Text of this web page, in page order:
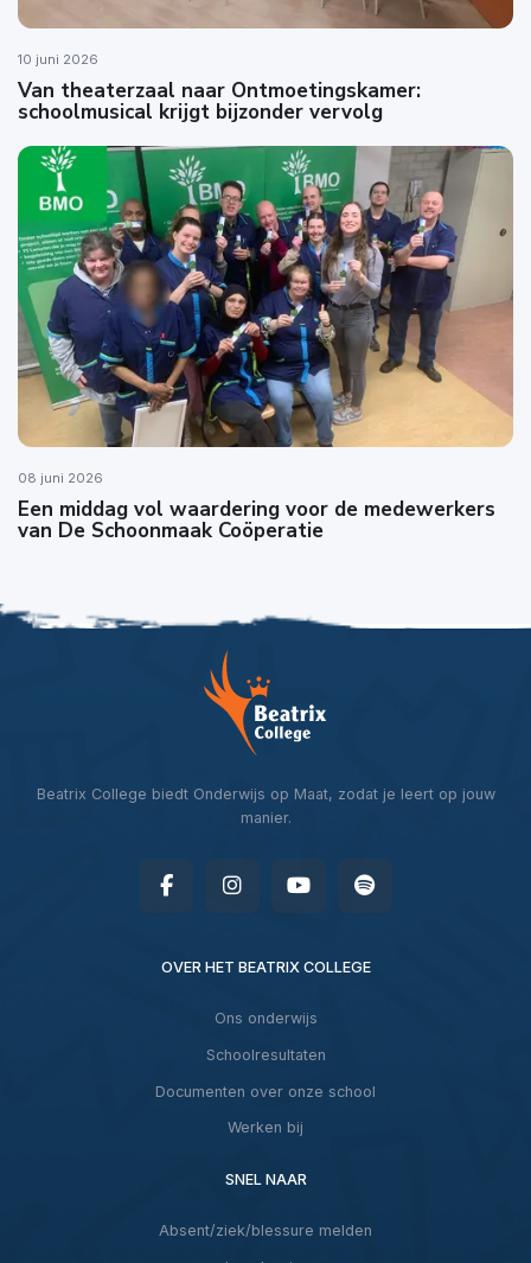
10 juni 2026
Van theaterzaal naar Ontmoetingskamer:
schoolmusical krijgt bijzonder vervolg
08 juni 2026
Een middag vol waardering voor de medewerkers
van De Schoonmaak Coöperatie
Beatrix College biedt Onderwijs op Maat, zodat je leert op jouw
manier.
OVER HET BEATRIX COLLEGE
Ons onderwijs
Schoolresultaten
Documenten over onze school
Werken bij
SNEL NAAR
Absent/ziek/blessure melden